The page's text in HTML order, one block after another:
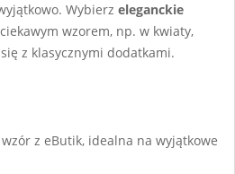
Wybierz eleganckie
wzorem, np. w kwiaty,
z klasycznymi dodatkami.
z eButik, idealna na wyjątkowe